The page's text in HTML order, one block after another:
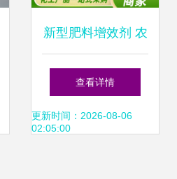
新型肥料增效剂 农
业可持续发展的关
键技术
查看详情
更新时间：2026-08-06
02:05:00